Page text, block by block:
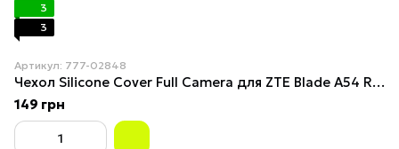
3
3
Артикул: 777-02848
Чехол Silicone Cover Full Camera для ZTE Blade A54 Red
149 грн